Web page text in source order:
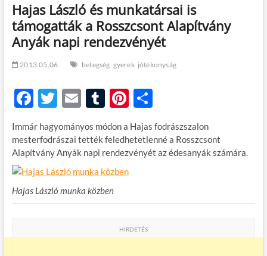
Hajas László és munkatársai is
támogatták a Rosszcsont Alapítvány
Anyák napi rendezvényét
2013.05.06. betegség gyerek jótékonyság
F
ac
e
b
o
o
T
itt
er
E
ail
T
u
m
bl
r
Pi
nt
er
es
t
O
ss
za
m
Immár hagyományos módon a Hajas fodrászszalon
mesterfodrászai tették feledhetetlenné a Rosszcsont
Alapítvány Anyák napi rendezvényét az édesanyák számára.
Hajas László munka közben
HIRDETÉS